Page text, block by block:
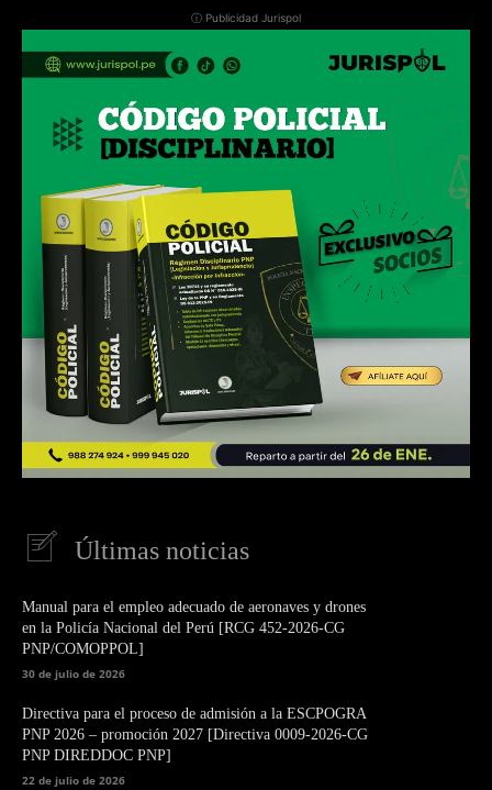
ⓘ Publicidad Jurispol
Últimas noticias
Manual para el empleo adecuado de aeronaves y drones
en la Policía Nacional del Perú [RCG 452-2026-CG
PNP/COMOPPOL]
30 de julio de 2026
Directiva para el proceso de admisión a la ESCPOGRA
PNP 2026 – promoción 2027 [Directiva 0009-2026-CG
PNP DIREDDOC PNP]
22 de julio de 2026